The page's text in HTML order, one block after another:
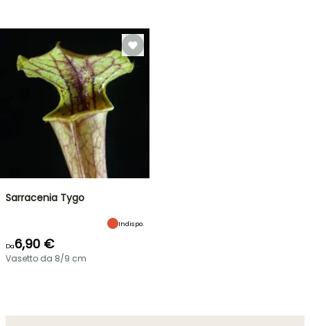
Sarracenia Tygo
Indispo.
Da6,90 €
Vasetto da 8/9 cm